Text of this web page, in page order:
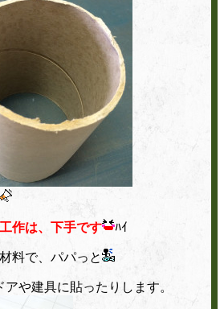
作は、下手です ﾊｲ
料で、パパっと
や建具に貼ったりします。